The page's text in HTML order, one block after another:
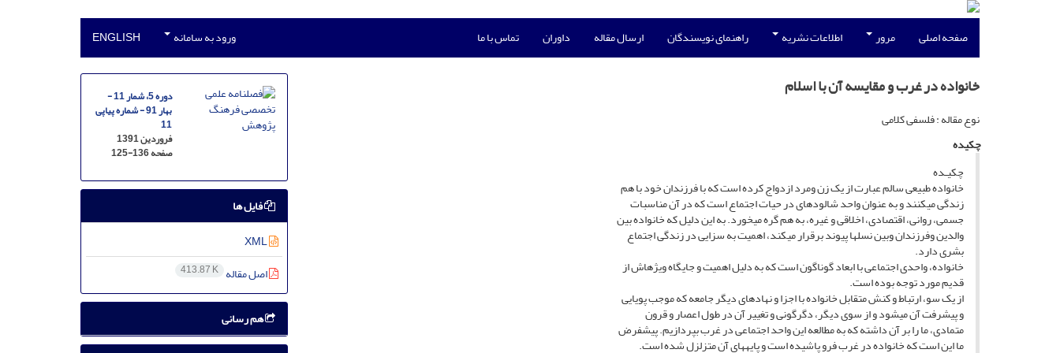
صفحه اصلی مرور اطلاعات نشریه راهنمای نویسندگان ارسال مقاله داوران تماس با ما ورود به سامانه ENGLISH
خانواده در غرب و مقایسه آن با اسلام
نوع مقاله : فلسفی کلامی
چکیده
چکیـده
خانواده طبیعی سالم عبارت از یک زن ومرد ازدواج کرده است که با فرزندان خود با هم
زندگی میکنند و به عنوان واحد شالودهای در حیات اجتماع است که در آن مناسبات
جسمی، روانی، اقتصادی، اخلاقی و غیره، به هم گره میخورد. به این دلیل که خانواده بین
والدین وفرزندان وبین نسلها پیوند برقرار میکند، اهمیت به سزایی در زندگی اجتماع
بشری دارد.
خانواده، واحدی اجتماعی با ابعاد گوناگون است که به دلیل اهمیت و جایگاه ویژهاش از
قدیم مورد توجه بوده است.
از یک سو، ارتباط و کنش متقابل خانواده با اجزا و نهادهای دیگر جامعه که موجب پویایی
و پیشرفت آن میشود و از سوی دیگر، دگرگونی و تغییر آن در طول اعصار و قرون
متمادی، ما را بر آن داشته که به مطالعه این واحد اجتماعی در غرب بپردازیم. پیشفرض
ما این است که خانواده در غرب فرو پاشیده است و پایههای آن متزلزل شده است.
دوره 5، شمار 11 -
بهار 91 - شماره پیاپی
11
فروردین 1391
صفحه125-136
فایل ها
XML
اصل مقاله 413.87 K
هم رسانی